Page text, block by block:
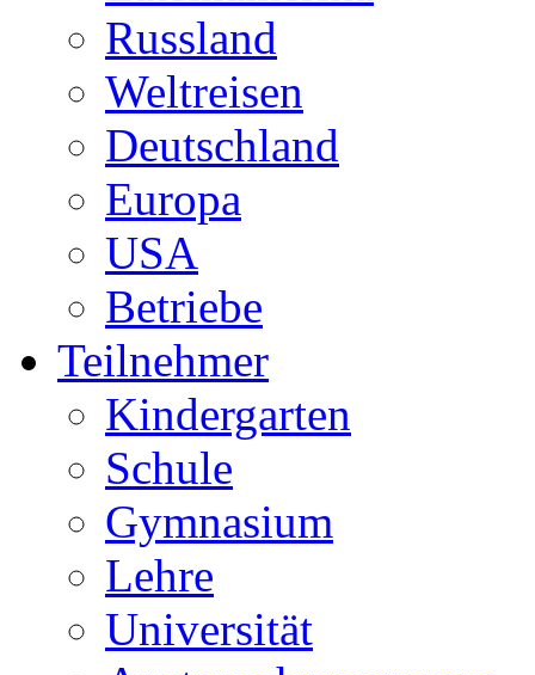
Russland
Weltreisen
Deutschland
Europa
USA
Betriebe
Teilnehmer
Kindergarten
Schule
Gymnasium
Lehre
Universität